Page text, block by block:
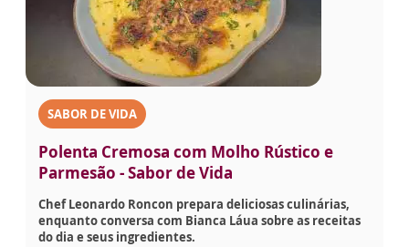
SABOR DE VIDA
Polenta Cremosa com Molho Rústico e
Parmesão - Sabor de Vida
Chef Leonardo Roncon prepara deliciosas culinárias,
enquanto conversa com Bianca Láua sobre as receitas
do dia e seus ingredientes.